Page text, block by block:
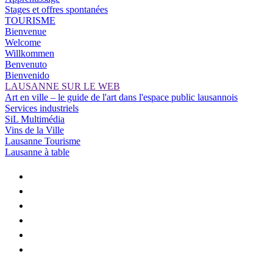
Stages et offres spontanées
TOURISME
Bienvenue
Welcome
Willkommen
Benvenuto
Bienvenido
LAUSANNE SUR LE WEB
Art en ville – le guide de l'art dans l'espace public lausannois
Services industriels
SiL Multimédia
Vins de la Ville
Lausanne Tourisme
Lausanne à table